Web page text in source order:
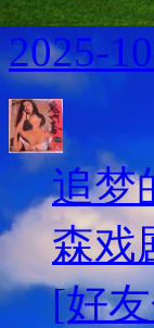
2025-
追梦
森戏
[好